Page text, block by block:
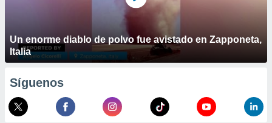
Un enorme diablo de polvo fue avistado en Zapponeta,
Italia
Síguenos